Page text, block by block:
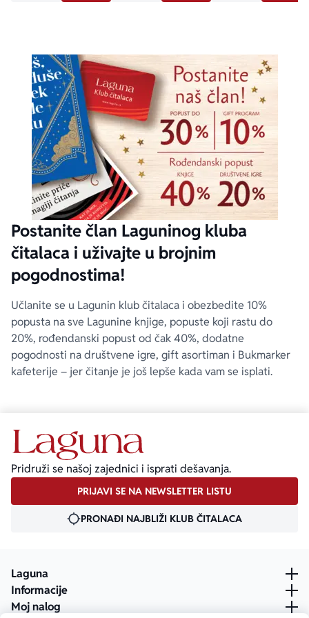
Postanite član Laguninog kluba
čitalaca i uživajte u brojnim
pogodnostima!
Učlanite se u Lagunin klub čitalaca i obezbedite 10%
popusta na sve Lagunine knjige, popuste koji rastu do
20%, rođendanski popust od čak 40%, dodatne
pogodnosti na društvene igre, gift asortiman i Bukmarker
kafeterije – jer čitanje je još lepše kada vam se isplati.
Pridruži se našoj zajednici i isprati dešavanja.
PRIJAVI SE NA NEWSLETTER LISTU
PRONAĐI NAJBLIŽI KLUB ČITALACA
Laguna
Informacije
Moj nalog